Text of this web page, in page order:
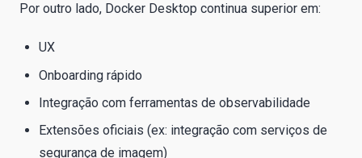
Por outro lado, Docker Desktop continua superior em:
UX
Onboarding rápido
Integração com ferramentas de observabilidade
Extensões oficiais (ex: integração com serviços de
segurança de imagem)